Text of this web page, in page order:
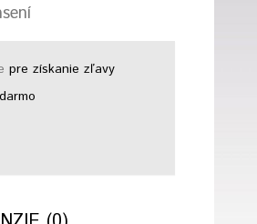
pre získanie zľavy